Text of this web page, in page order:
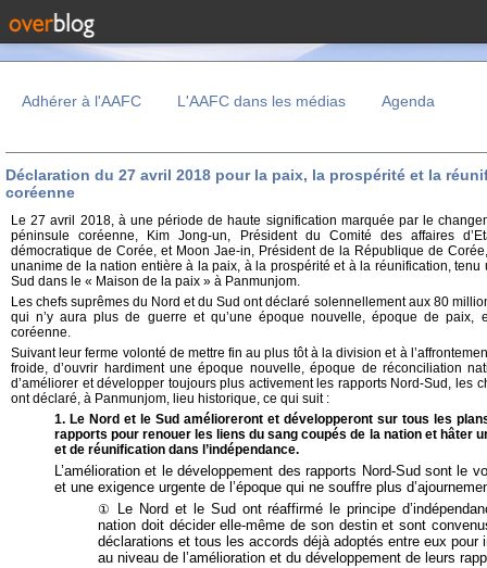
Adhérer à l'AAFC L'AAFC dans les médias Agenda
Déclaration du 27 avril 2018 pour la paix, la prospérité et la
coréenne
Le 27 avril 2018, à une période de haute signification marquée par le
péninsule coréenne, Kim Jong-un, Président du Comité des affaires
démocratique de Corée, et Moon Jae-in, Président de la République de
unanime de la nation entière à la paix, à la prospérité et à la réunification, tenu
Sud dans le « Maison de la paix » à Panmunjom.
Les chefs suprêmes du Nord et du Sud ont déclaré solennellement aux 80
qui n’y aura plus de guerre et qu’une époque nouvelle, époque de paix,
coréenne.
Suivant leur ferme volonté de mettre fin au plus tôt à la division et à
froide, d’ouvrir hardiment une époque nouvelle, époque de réconciliation
d’améliorer et développer toujours plus activement les rapports Nord-Sud, les
ont déclaré, à Panmunjom, lieu historique, ce qui suit :
1. Le Nord et le Sud amélioreront et développeront sur tous les
rapports pour renouer les liens du sang coupés de la nation et hâter
et de réunification dans l’indépendance.
L’amélioration et le développement des rapports Nord-Sud sont le
et une exigence urgente de l’époque qui ne souffre plus
①
Le Nord et le Sud ont réaffirmé le principe
nation doit décider elle-même de son destin et sont
déclarations et tous les accords déjà adoptés entre eux pour
au niveau de l’amélioration et du développement de leurs